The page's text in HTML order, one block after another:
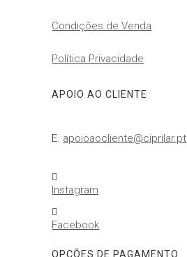
Condições de Venda
Política Privacidade
APOIO AO CLIENTE
E. apoioaocliente@ciprilar.pt

Instagram

Facebook
OPÇÕES DE PAGAMENTO